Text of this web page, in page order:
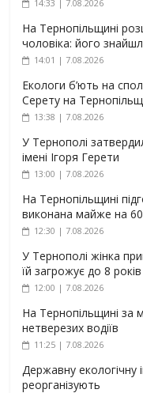
14:33 | 7.08.2026
На Тернопільщині
чоловіка: його
14:01 | 7.08.2026
Екологи б’ють на
Серету на
13:38 | 7.08.2026
У Тернополі
імені Ігоря Герети
13:00 | 7.08.2026
На Тернопільщині
виконана майже на
12:30 | 7.08.2026
У Тернополі жінка
їй загрожує до 8
12:00 | 7.08.2026
На Тернопільщині за
нетверезих водіїв
11:25 | 7.08.2026
Державну екологічну
реорганізують